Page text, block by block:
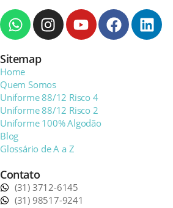
Sitemap
Home
Quem Somos
Uniforme 88/12 Risco 4
Uniforme 88/12 Risco 2
Uniforme 100% Algodão
Blog
Glossário de A a Z
Contato
(31) 3712-6145
(31) 98517-9241